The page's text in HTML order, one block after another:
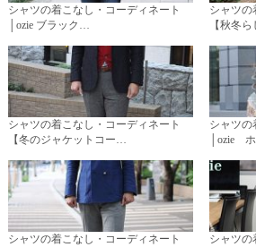
シャツの着こなし・コーディネート
│ozie ブラック…
シャツの
【秋冬
シャツの着こなし・コーディネート
【冬のジャケットコー…
シャツの
│ozie
シャツの着こなし・コーディネート
シャツの